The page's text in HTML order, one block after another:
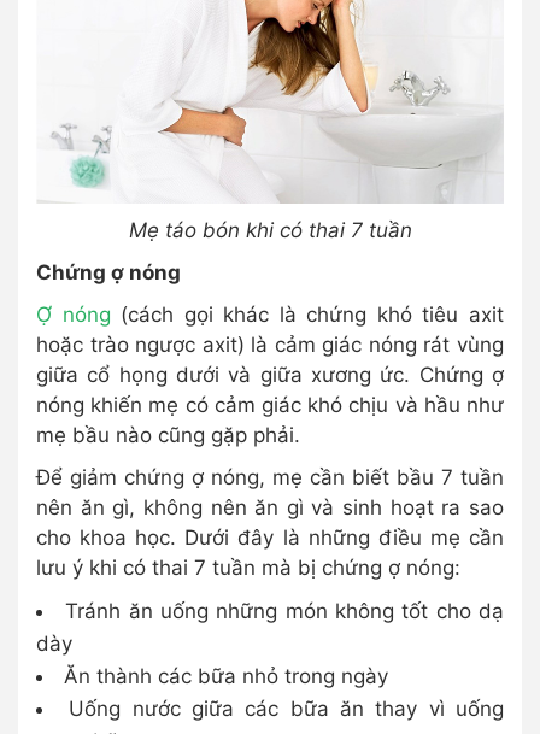
Mẹ táo bón khi có thai 7 tuần
Chứng ợ nóng
Ợ nóng (cách gọi khác là chứng khó tiêu axit
hoặc trào ngược axit) là cảm giác nóng rát vùng
giữa cổ họng dưới và giữa xương ức. Chứng ợ
nóng khiến mẹ có cảm giác khó chịu và hầu như
mẹ bầu nào cũng gặp phải.
Để giảm chứng ợ nóng, mẹ cần biết bầu 7 tuần
nên ăn gì, không nên ăn gì và sinh hoạt ra sao
cho khoa học. Dưới đây là những điều mẹ cần
lưu ý khi có thai 7 tuần mà bị chứng ợ nóng:
Tránh ăn uống những món không tốt cho dạ
dày
Ăn thành các bữa nhỏ trong ngày
Uống nước giữa các bữa ăn thay vì uống